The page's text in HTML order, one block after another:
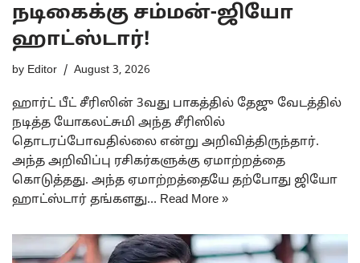
நடிகைக்கு சம்மன்-ஜியோ
ஹாட்ஸ்டார்!
by Editor August 3, 2026
ஹார்ட் பீட் சீரிஸின் 3வது பாகத்தில் தேஜு வேடத்தில்
நடித்த யோகலட்சுமி அந்த சீரிஸில்
தொடரப்போவதில்லை என்று அறிவித்திருந்தார்.
அந்த அறிவிப்பு ரசிகர்களுக்கு ஏமாற்றத்தை
கொடுத்தது. அந்த ஏமாற்றத்தையே தற்போது ஜியோ
ஹாட்ஸ்டார் தங்களது… Read More »